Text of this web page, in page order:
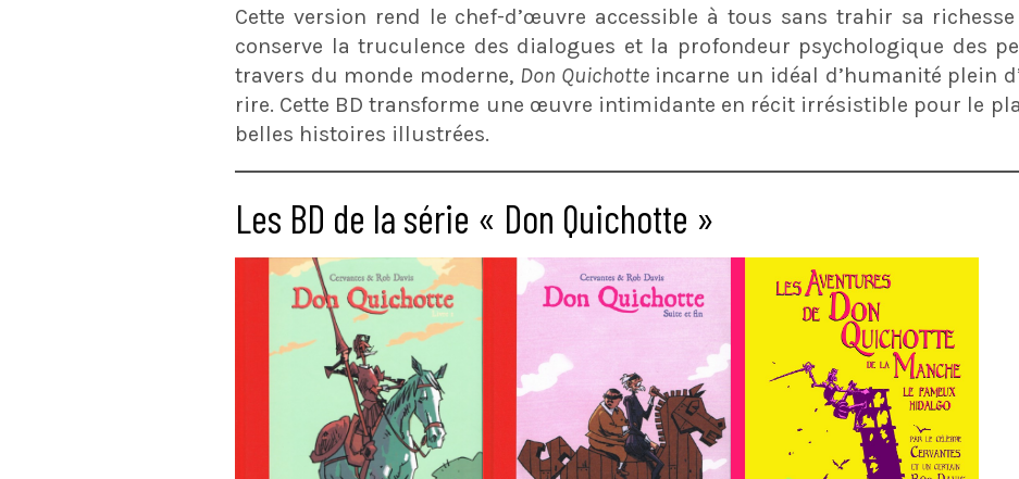
Cette version rend le chef-d’œuvre accessible à tous sans trahir sa
conserve la truculence des dialogues et la profondeur psychologique des
travers du monde moderne, Don Quichotteincarne un idéal d’humanité plein
rire. Cette BD transforme une œuvre intimidante en récit irrésistible pour le
belles histoires illustrées.
Les BD de la série « Don Quichotte »